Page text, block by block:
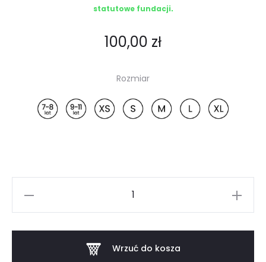
statutowe fundacji.
100,00 zł
Rozmiar
7-8 lat9-11 latXS S M L XL
Wrzuć do kosza